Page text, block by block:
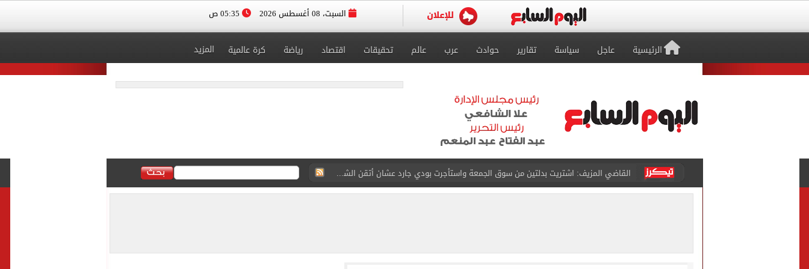
السبت، 08 أغسطس 2026
الرئيسية عاجل سياسة تقارير حوادث عرب عالم تحقيقات اقتصاد رياضة كرة عالمية المزيد
برشلونة يطرح تذاكر مواجهة الأهلي على كأس خوان جامبر
طرابزون سبور ينفي الحجز على مستحقات محمد صلاح
الأهلي ينهي مرانه الأول فى معسكر إسبانيا.. جلسة عموتة وفقرة بدنية.. صور